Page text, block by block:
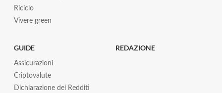
Riciclo
Vivere green
GUIDE
Assicurazioni
Criptovalute
Dichiarazione dei Redditi
REDAZIONE